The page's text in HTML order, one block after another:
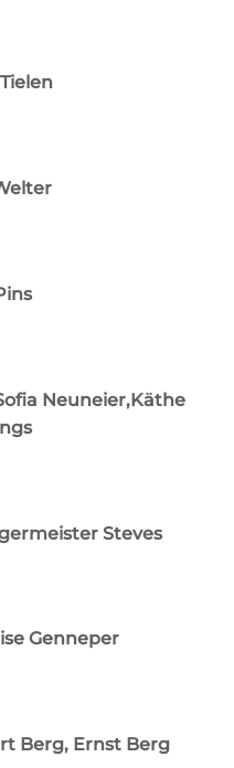
Neuneier,Käthe
Steves
Genneper
Berg, Ernst Berg